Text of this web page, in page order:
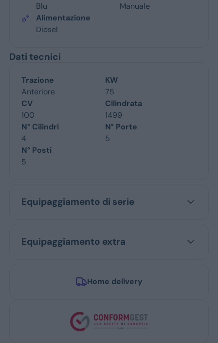
Blu
Manuale
Alimentazione
Diesel
Dati tecnici
Trazione
Anteriore
KW
75
CV
100
Cilindrata
1499
N° Cilindri
4
N° Porte
5
N° Posti
5
Equipaggiamento di serie
Equipaggiamento extra
Home delivery